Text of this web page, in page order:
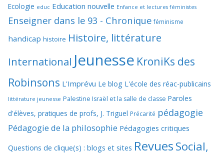
Ecologie educ Education nouvelle Enfance et lectures féministes
Enseigner dans le 93 - Chronique féminisme
handicap histoire Histoire, littérature
International Jeunesse KroniKs des
Robinsons L'Imprévu Le blog L'école des réac-publicains
littérature jeunesse Palestine Israël et la salle de classe Paroles
d'élèves, pratiques de profs, J. Triguel Précarité pédagogie
Pédagogie de la philosophie Pédagogies critiques
Questions de clique(s) : blogs et sites RevuesSocial,